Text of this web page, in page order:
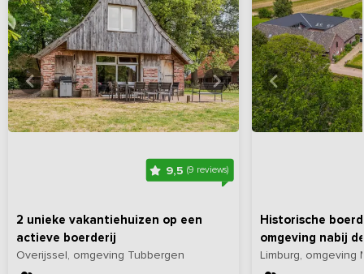
9,5(9 reviews)
2 unieke vakantiehuizen op een
actieve boerderij
Overijssel, omgeving Tubbergen
Bekijkhieralle foto's
Historische
omgeving nabij
Limburg, omgeving
Bekijk